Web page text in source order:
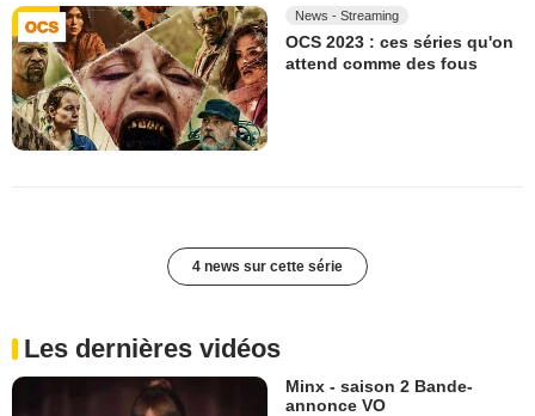
News - Streaming
OCS 2023 : ces séries qu'on
attend comme des fous
4 news sur cette série
Les dernières vidéos
Minx - saison 2 Bande-
annonce VO